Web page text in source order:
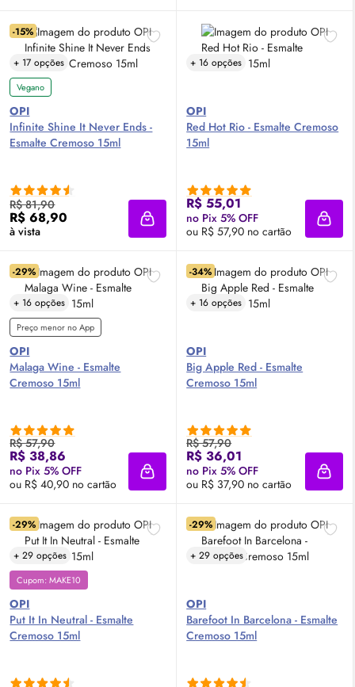
-15%
+ 17 opções
Vegano
OPI
Infinite Shine It Never Ends -
Esmalte Cremoso 15ml
R$ 81,90
R$ 68,90
à vista Adicionar à sacola
+ 16 opções
OPI
Red Hot Rio - Esmalte Cremoso
15ml
R$ 55,01
no Pix 5% OFF
ou R$ 57,90 no cartão
-29%
+ 16 opções
Preço menor no App
OPI
Malaga Wine - Esmalte
Cremoso 15ml
R$ 57,90
R$ 38,86
no Pix 5% OFF
ou R$ 40,90 no cartão
Adicionar à sacola
-34%
+ 16 opções
OPI
Big Apple Red - Esmalte
Cremoso 15ml
R$ 57,90
R$ 36,01
no Pix 5% OFF
ou R$ 37,90 no cartão
-29%
+ 29 opções
Cupom: MAKE10
OPI
Put It In Neutral - Esmalte
Cremoso 15ml
-29%
+ 29 opções
OPI
Barefoot In Barcelona - Esmalte
Cremoso 15ml